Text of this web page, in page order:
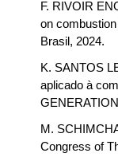
F. RIVOIR
on
Brasil, 2024.
K. SANTOS
aplicado à
M.
Congress of